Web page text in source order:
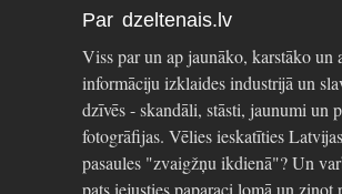
Par dzeltenais.lv
Viss par un ap jaunāko, karstāko un
informāciju izklaides industrijā un
dzīvēs - skandāli, stāsti, jaunumi un
fotogrāfijas. Vēlies ieskatīties
pasaules "zvaigžņu ikdienā"? Un
pats iejusties paparaci lomā un ziņot